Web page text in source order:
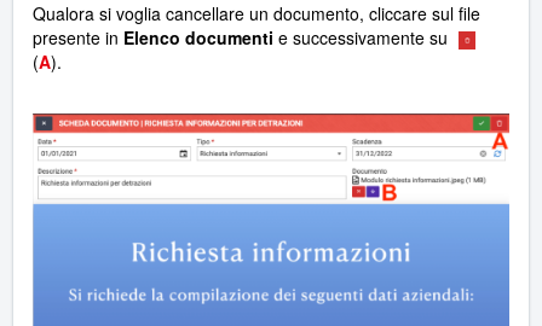
Qualora si voglia cancellare un documento, cliccare sul file
presente in Elenco documenti e successivamente su
(A).